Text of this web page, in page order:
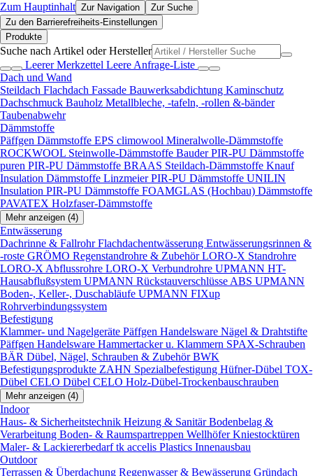
Zum Hauptinhalt Zur Navigation
Zur Suche
Zu den Barrierefreiheits-Einstellungen
Produkte
Suche nach Artikel oder Hersteller
Leerer Merkzettel Leere Anfrage-Liste
Dach und Wand
Steildach Flachdach Fassade Bauwerksabdichtung Kaminschutz
Dachschmuck Bauholz Metallbleche, -tafeln, -rollen &-bänder
Taubenabwehr
Dämmstoffe
Päffgen Dämmstoffe EPS climowool Mineralwolle-Dämmstoffe
ROCKWOOL Steinwolle-Dämmstoffe Bauder PIR-PU Dämmstoffe
puren PIR-PU Dämmstoffe BRAAS Steildach-Dämmstoffe Knauf
Insulation Dämmstoffe Linzmeier PIR-PU Dämmstoffe UNILIN
Insulation PIR-PU Dämmstoffe FOAMGLAS (Hochbau) Dämmstoffe
PAVATEX Holzfaser-Dämmstoffe
Mehr anzeigen (4)
Entwässerung
Dachrinne & FallrohrFlachdachentwässerung Entwässerungsrinnen &
-roste GRÖMO Regenstandrohre & ZubehörLORO-X Standrohre
LORO-X Abflussrohre LORO-X Verbundrohre UPMANN HT-
Hausabflußsystem UPMANN Rückstauverschlüsse ABS UPMANN
Boden-, Keller-, Duschabläufe UPMANN FIXup
Rohrverbindungssystem
Befestigung
Klammer- und Nagelgeräte Päffgen Handelsware Nägel & Drahtstifte
Päffgen Handelsware Hammertacker u. Klammern SPAX-Schrauben
BÄR Dübel, Nägel, Schrauben & ZubehörBWK
Befestigungsprodukte ZAHN Spezialbefestigung Hüfner-Dübel TOX-
Dübel CELO Dübel CELO Holz-Dübel-Trockenbauschrauben
Mehr anzeigen (4)
Indoor
Haus- & Sicherheitstechnik Heizung & SanitärBodenbelag &
Verarbeitung Boden- & Raumspartreppen Wellhöfer Kniestocktüren
Maler- & Lackiererbedarftk accelis Plastics Innenausbau
Outdoor
Terrassen & Überdachung Regenwasser & Bewässerung Gründach